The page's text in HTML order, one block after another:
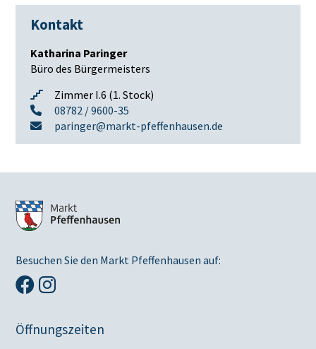
Kontakt
Katharina Paringer
Büro des Bürgermeisters
Zimmer I.6 (1. Stock)
08782 / 9600-35
paringer@markt-pfeffenhausen.de
Besuchen Sie den Markt Pfeffenhausen auf:
Öffnungszeiten